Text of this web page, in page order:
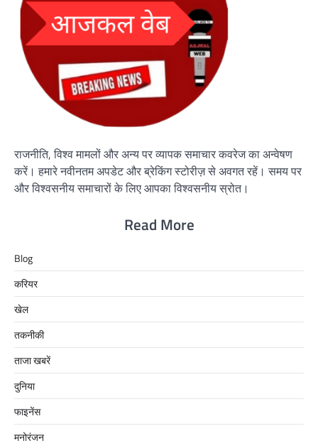
राजनीति, विश्व मामलों और अन्य पर व्यापक समाचार कवरेज का अन्वेषण
करें। हमारे नवीनतम अपडेट और ब्रेकिंग स्टोरीज़ से अवगत रहें। समय पर
और विश्वसनीय समाचारों के लिए आपका विश्वसनीय स्रोत।
Read More
Blog
करियर
खेल
तकनीकी
ताजा खबरें
दुनिया
फाइनेंस
मनोरंजन